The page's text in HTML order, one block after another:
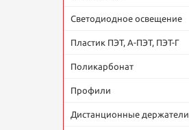
Светодиодное освещение
Пластик ПЭТ, А-ПЭТ, ПЭТ-Г
Поликарбонат
Профили
Дистанционные держатели